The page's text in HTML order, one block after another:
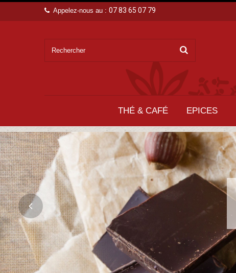
Appelez-nous au : 07 83 65 07 79
THÉ & CAFÉ EPICES